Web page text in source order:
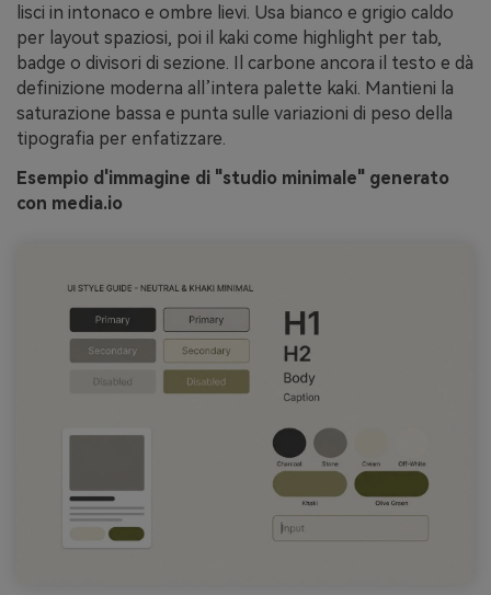
lisci in intonaco e ombre lievi. Usa bianco e grigio caldo
per layout spaziosi, poi il kaki come highlight per tab,
badge o divisori di sezione. Il carbone ancora il testo e dà
definizione moderna all’intera palette kaki. Mantieni la
saturazione bassa e punta sulle variazioni di peso della
tipografia per enfatizzare.
Esempio d'immagine di "studio minimale" generato
con media.io